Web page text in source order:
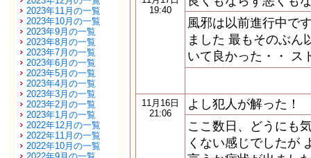
2023年11月の一覧
2023年10月の一覧
2023年9月の一覧
2023年8月の一覧
2023年7月の一覧
2023年6月の一覧
2023年5月の一覧
2023年4月の一覧
2023年3月の一覧
2023年2月の一覧
2023年1月の一覧
2022年12月の一覧
2022年11月の一覧
2022年10月の一覧
19:40
風邪は以前進行中で
ました 最もそのぶん
いて良かった・・ ス
11月16日
21:06
よし犯人が解った！
ここ数日、どうにも
くない感じでしたが